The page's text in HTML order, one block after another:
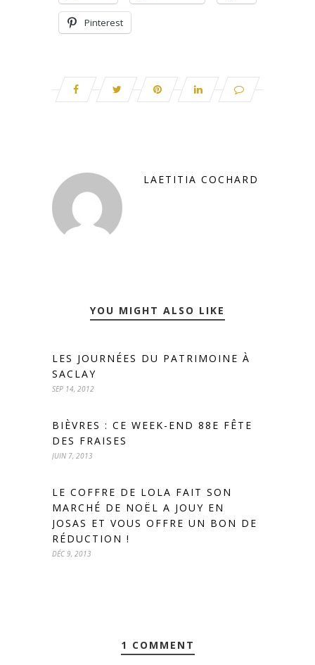
Pinterest
LAETITIA COCHARD
YOU MIGHT ALSO LIKE
LES JOURNÉES DU PATRIMOINE À
SACLAY
SEP 14, 2012
BIÈVRES : CE WEEK-END 88E FÊTE
DES FRAISES
JUIN 7, 2013
LE COFFRE DE LOLA FAIT SON
MARCHÉ DE NOËL A JOUY EN
JOSAS ET VOUS OFFRE UN BON DE
RÉDUCTION !
DÉC 9, 2013
1 COMMENT